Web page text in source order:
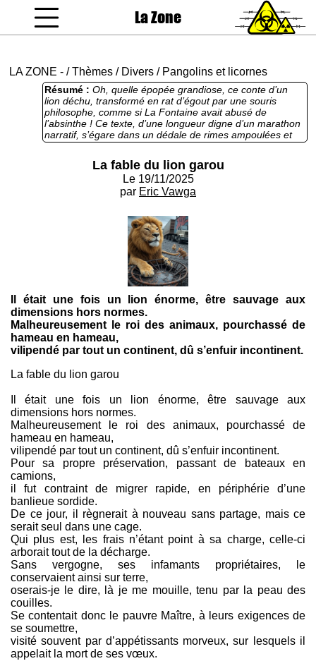
La Zone
LA ZONE - /Thèmes / Divers / Pangolins et licornes
Résumé : Oh, quelle épopée grandiose, ce conte d’un
lion déchu, transformé en rat d’égout par une souris
philosophe, comme si La Fontaine avait abusé de
l’absinthe ! Ce texte, d’une longueur digne d’un marathon
narratif, s’égare dans un dédale de rimes ampoulées et
de métaphores croulant sous leur propre poids, comme
animaux réduit à rêver de liberté tout en se faisant
sermonner par un rongeur mégalomane est presque
savoureuse, mais noyée dans un océan de verbiage qui
une fable qui veut rugir mais finit par couiner, écrasée
sous ses ambitions démesurées et un camion bien placé.
La fable du lion garou
Le 19/11/2025
par Eric Vawga
Il était une fois un lion énorme, être sauvage aux
dimensions hors normes.
Malheureusement le roi des animaux, pourchassé de
hameau en hameau,
vilipendé par tout un continent, dû s’enfuir incontinent.
La fable du lion garou
Il était une fois un lion énorme, être sauvage aux
dimensions hors normes.
Malheureusement le roi des animaux, pourchassé de
hameau en hameau,
vilipendé par tout un continent, dû s’enfuir incontinent.
Pour sa propre préservation, passant de bateaux en
camions,
il fut contraint de migrer rapide, en périphérie d’une
banlieue sordide.
De ce jour, il règnerait à nouveau sans partage, mais ce
serait seul dans une cage.
Qui plus est, les frais n’étant point à sa charge, celle-ci
arborait tout de la décharge.
Sans vergogne, ses infamants propriétaires, le
conservaient ainsi sur terre,
oserais-je le dire, là je me mouille, tenu par la peau des
couilles.
Se contentait donc le pauvre Maître, à leurs exigences de
se soumettre,
visité souvent par d’appétissants morveux, sur lesquels il
appelait la mort de ses vœux.